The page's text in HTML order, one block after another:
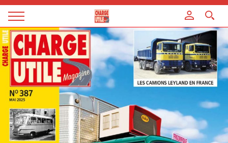
Magazine
Charge
utile
Panneau de gestion des cookies